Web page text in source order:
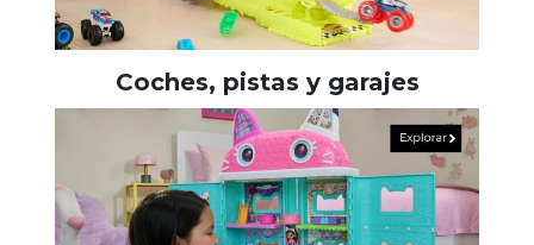
Coches, pistas y garajes